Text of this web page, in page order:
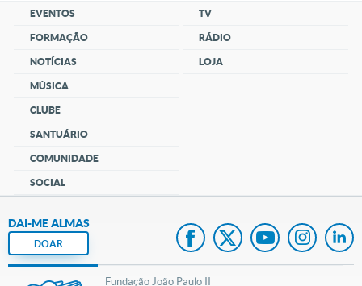
EVENTOS
FORMAÇÃO
NOTÍCIAS
MÚSICA
CLUBE
SANTUÁRIO
COMUNIDADE
SOCIAL
TV
RÁDIO
LOJA
DAI-ME ALMAS
DOAR
Fundação João Paulo II